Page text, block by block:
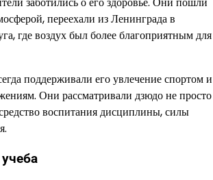
переехали из Ленинграда в
где воздух был более благоприятным для
поддерживали его увлечение спортом и
Они рассматривали дзюдо не просто
воспитания дисциплины, силы